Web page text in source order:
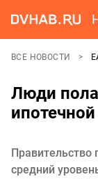
ВСЕ НОВОСТИ
Люди
Правительство
средний